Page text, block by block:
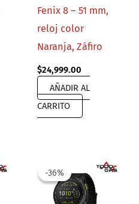
Fenix 8 – 51 mm,
reloj color
Naranja, Záfiro
$24,999.00
AÑADIR AL
CARRITO
-36%
-36%